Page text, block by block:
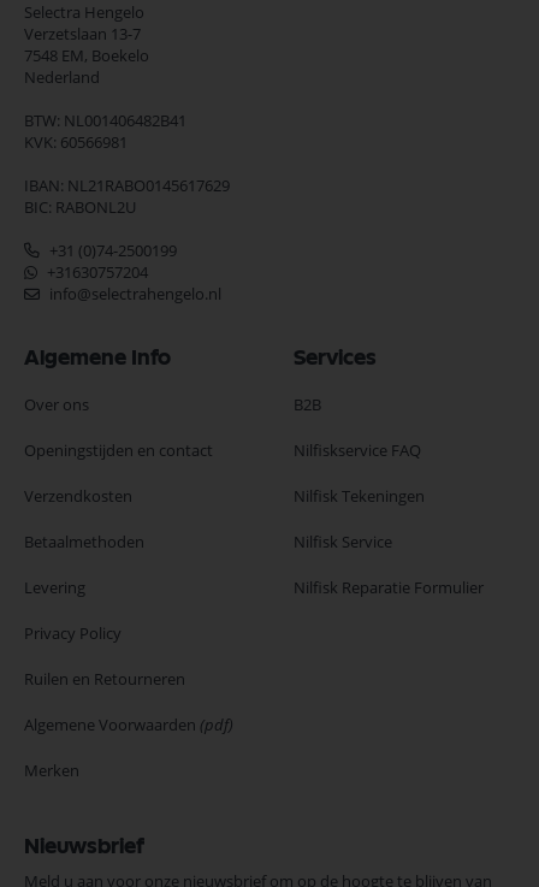
Selectra Hengelo
Verzetslaan 13-7
7548 EM, Boekelo
Nederland
BTW: NL001406482B41
KVK: 60566981
IBAN: NL21RABO0145617629
BIC: RABONL2U
+31 (0)74-2500199
+31630757204
info@selectrahengelo.nl
Algemene Info
Over ons
Openingstijden en contact
Verzendkosten
Betaalmethoden
Levering
Privacy Policy
Ruilen en Retourneren
Algemene Voorwaarden (pdf)
Merken
Services
B2B
Nilfiskservice FAQ
Nilfisk Tekeningen
Nilfisk Service
Nilfisk Reparatie Formulier
Nieuwsbrief
Meld u aan voor onze nieuwsbrief om op de hoogte te blijven van